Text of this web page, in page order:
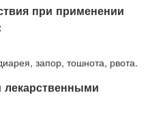
при применении
запор, тошнота, рвота.
лекарственными